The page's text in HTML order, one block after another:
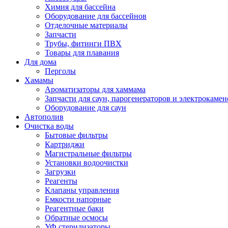
Химия для бассейна
Оборудование для бассейнов
Отделочные материалы
Запчасти
Трубы, фитинги ПВХ
Товары для плавания
Для дома
Перголы
Хамамы
Ароматизаторы для хаммама
Запчасти для саун, парогенераторов и
Оборудование для саун
Автополив
Очистка воды
Бытовые фильтры
Картриджи
Магистральные фильтры
Установки водоочистки
Загрузки
Реагенты
Клапаны управления
Емкости напорные
Реагентные баки
Обратные осмосы